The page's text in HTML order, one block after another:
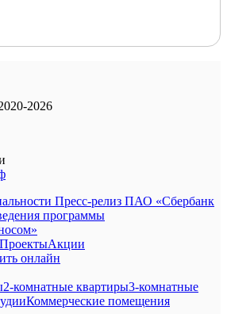
2026
Пресс-релиз ПАО «Сбербанк
программы
ПроектыАкции
онлайн
2-комнатные квартиры3-комнатные
Коммерческие помещения